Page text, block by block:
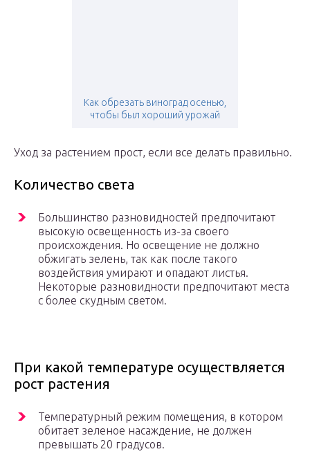
Как обрезать виноград осенью,
чтобы был хороший урожай
Уход за растением прост, если все делать правильно.
Количество света
Большинство разновидностей предпочитают
высокую освещенность из-за своего
происхождения. Но освещение не должно
обжигать зелень, так как после такого
воздействия умирают и опадают листья.
Некоторые разновидности предпочитают места
с более скудным светом.
При какой температуре осуществляется
рост растения
Температурный режим помещения, в котором
обитает зеленое насаждение, не должен
превышать 20 градусов.